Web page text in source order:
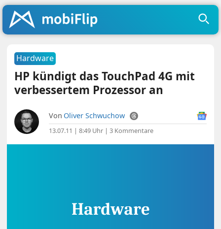
Hardware
HP kündigt das TouchPad 4G mit
verbessertem Prozessor an
Von Oliver Schwuchow
13.07.11 | 8:49 Uhr |3 Kommentare